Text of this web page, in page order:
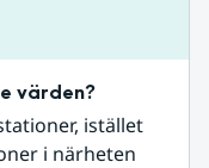
värden?
istället
i närheten